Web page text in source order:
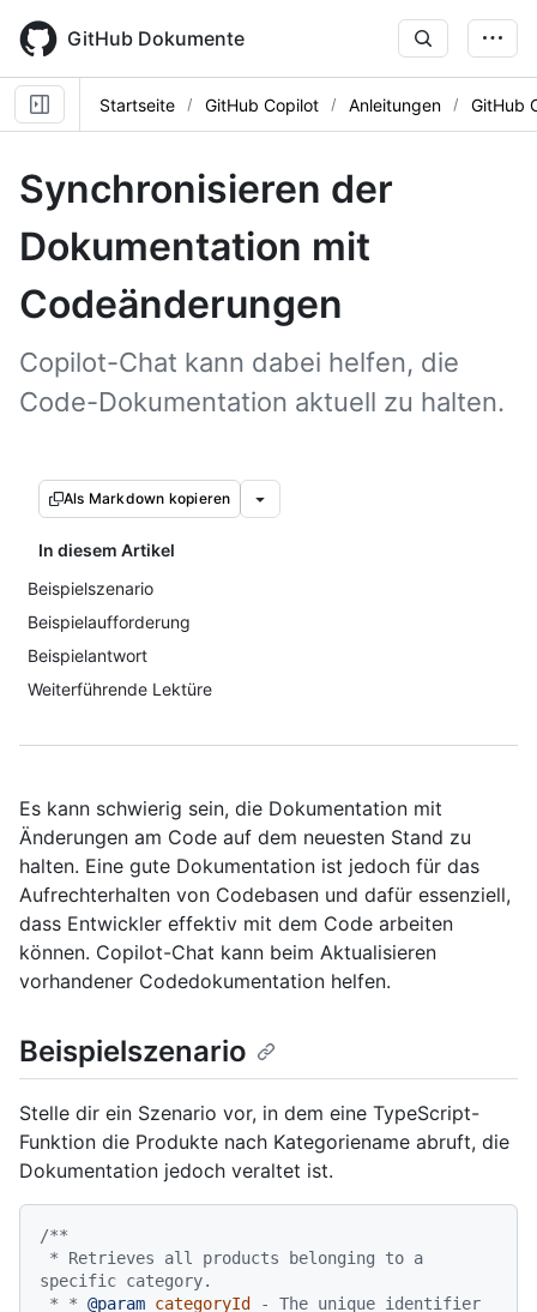
main
content
GitHub Dokumente
Startseite GitHub Copilot Anleitungen GitHub
Synchronisieren der
Dokumentation mit
Codeänderungen
Copilot-Chat kann dabei helfen, die
Code-Dokumentation aktuell zu halten.
Als Markdown kopieren
In diesem Artikel
Beispielszenario
Beispielaufforderung
Beispielantwort
Weiterführende Lektüre
Es kann schwierig sein, die Dokumentation mit
Änderungen am Code auf dem neuesten Stand zu
halten. Eine gute Dokumentation ist jedoch für das
Aufrechterhalten von Codebasen und dafür essenziell,
dass Entwickler effektiv mit dem Code arbeiten
können. Copilot-Chat kann beim Aktualisieren
vorhandener Codedokumentation helfen.
Beispielszenario
Stelle dir ein Szenario vor, in dem eine TypeScript-
Funktion die Produkte nach Kategoriename abruft, die
Dokumentation jedoch veraltet ist.
/**
specific category.
* * @param categoryId
- The unique identifier